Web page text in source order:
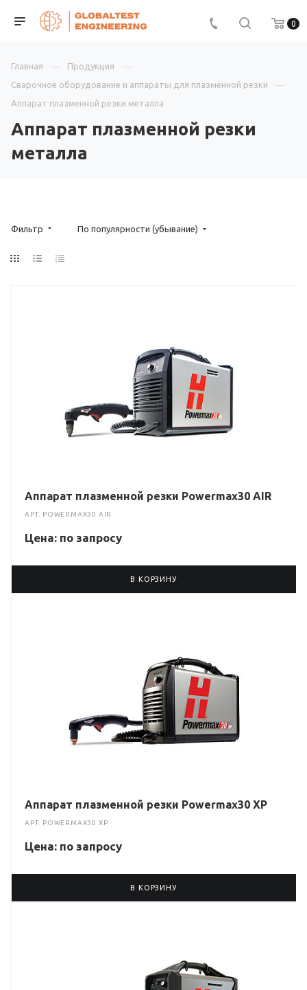
0
Главная
Продукция
Сварочное оборудование и аппараты для плазменной резки
Аппарат плазменной резки металла
Аппарат плазменной резки
металла
Фильтр По популярности (убывание)
Аппарат плазменной резки Powermax30 AIR
АРТ. POWERMAX30 AIR
Цена: по запросу
В КОРЗИНУ
Аппарат плазменной резки Powermax30 XP
АРТ. POWERMAX30 XP
Цена: по запросу
В КОРЗИНУ